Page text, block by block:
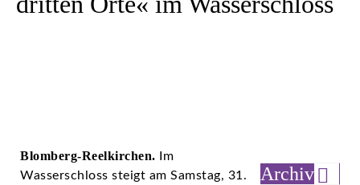
Blomberg-Reelkirchen. Im
Wasserschloss steigt am Samstag, 31.
Archiv